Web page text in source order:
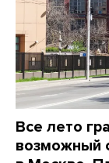
Все лето
возможный